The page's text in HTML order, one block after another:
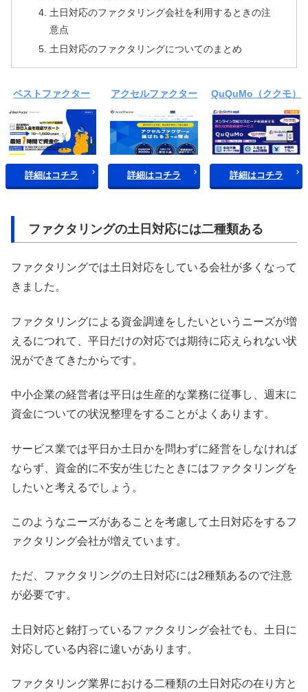
土日対応のファクタリング会社を利用するときの注
意点
土日対応のファクタリングについてのまとめ
ベストファクター
詳細はコチラ
アクセルファクター
詳細はコチラ
QuQuMo（ククモ）
詳細はコチラ
ファクタリングの土日対応には二種類ある
ファクタリングでは土日対応をしている会社が多くなって
きました。
ファクタリングによる資金調達をしたいというニーズが増
えるにつれて、平日だけの対応では期待に応えられない状
況ができてきたからです。
中小企業の経営者は平日は生産的な業務に従事し、週末に
資金についての状況整理をすることがよくあります。
サービス業では平日か土日かを問わずに経営をしなければ
ならず、資金的に不安が生じたときにはファクタリングを
したいと考えるでしょう。
このようなニーズがあることを考慮して土日対応をするフ
ァクタリング会社が増えています。
ただ、ファクタリングの土日対応には2種類あるので注意
が必要です。
土日対応と銘打っているファクタリング会社でも、土日に
対応している内容に違いがあります。
ファクタリング業界における二種類の土日対応の在り方と